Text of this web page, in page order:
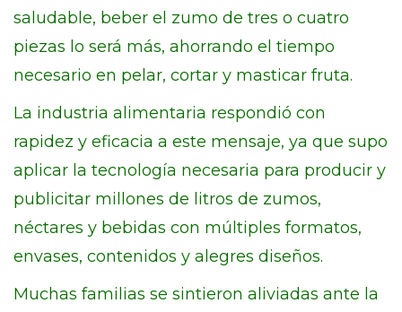
saludable, beber el zumo de tres o cuatro
piezas lo será más, ahorrando el tiempo
necesario en pelar, cortar y masticar fruta.
La industria alimentaria respondió con
rapidez y eficacia a este mensaje, ya que supo
aplicar la tecnología necesaria para producir y
publicitar millones de litros de zumos,
néctares y bebidas con múltiples formatos,
envases, contenidos y alegres diseños.
Muchas familias se sintieron aliviadas ante la